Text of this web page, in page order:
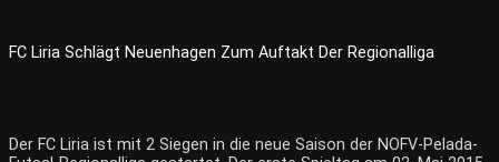
FC Liria Schlägt Neuenhagen Zum Auftakt Der Regionalliga
Der FC Liria ist mit 2 Siegen in die neue Saison der NOFV-Pelada-